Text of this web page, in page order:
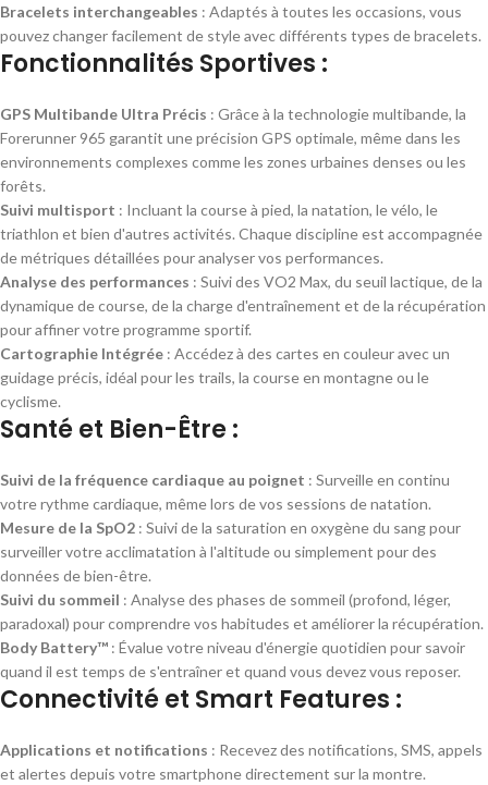
Bracelets interchangeables : Adaptés à toutes les occasions, vous
pouvez changer facilement de style avec différents types de bracelets.
Fonctionnalités Sportives :
GPS Multibande Ultra Précis : Grâce à la technologie multibande, la
Forerunner 965 garantit une précision GPS optimale, même dans les
environnements complexes comme les zones urbaines denses ou les
forêts.
Suivi multisport : Incluant la course à pied, la natation, le vélo, le
triathlon et bien d'autres activités. Chaque discipline est accompagnée
de métriques détaillées pour analyser vos performances.
Analyse des performances : Suivi des VO2 Max, du seuil lactique, de la
dynamique de course, de la charge d'entraînement et de la récupération
pour affiner votre programme sportif.
Cartographie Intégrée : Accédez à des cartes en couleur avec un
guidage précis, idéal pour les trails, la course en montagne ou le
cyclisme.
Santé et Bien-Être :
Suivi de la fréquence cardiaque au poignet : Surveille en continu
votre rythme cardiaque, même lors de vos sessions de natation.
Mesure de la SpO2 : Suivi de la saturation en oxygène du sang pour
surveiller votre acclimatation à l'altitude ou simplement pour des
données de bien-être.
Suivi du sommeil : Analyse des phases de sommeil (profond, léger,
paradoxal) pour comprendre vos habitudes et améliorer la récupération.
Body Battery™ : Évalue votre niveau d'énergie quotidien pour savoir
quand il est temps de s'entraîner et quand vous devez vous reposer.
Connectivité et Smart Features :
Applications et notifications : Recevez des notifications, SMS, appels
et alertes depuis votre smartphone directement sur la montre.